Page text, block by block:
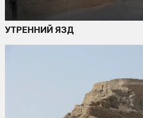
УТРЕННИЙ ЯЗД